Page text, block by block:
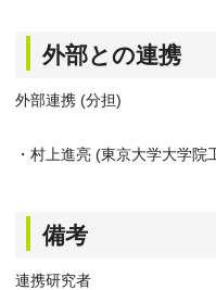
外部との連携
外部連携 (分担)
・村上進亮 (東京大学大学院
備考
連携研究者